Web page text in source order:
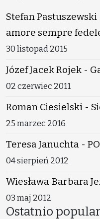
Stefan Pastuszewski
amore sempre
30 listopad 2015
Józef Jacek Rojek -
02 czerwiec 2011
Roman Ciesielski -
25 marzec 2016
Teresa Januchta -
04 sierpień 2012
Wiesława Barbara
03 maj 2012
Ostatnio